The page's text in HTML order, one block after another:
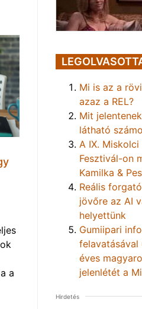
a
Mi is az a
azaz a REL?
Mit
látható
A IX.
Fesztivál-on
Kamilka &
Reális
jövőre az AI
helyettünk
Gumiipari
felavatásával
éves
jelenlétét a
Hirdetés